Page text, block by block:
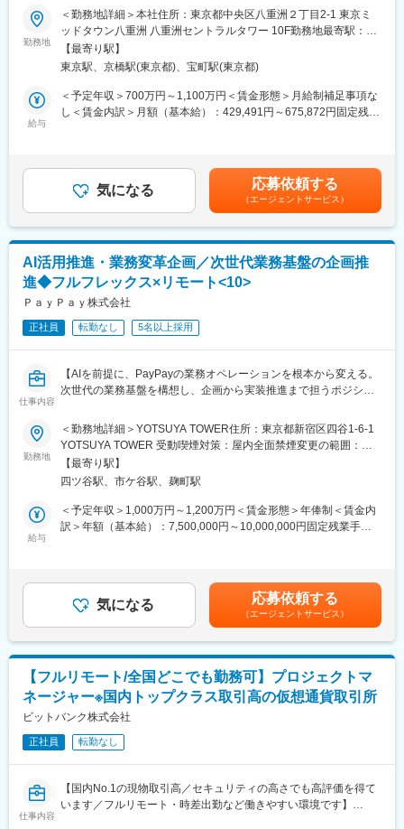
・PayPayクーポンなど、アプリ内で展開されるサービスの検討・
企画・開発リード
■募集背景：
ばすことに注力しながら、2022年度からは第2の柱となる加盟店
からの収益成長を加速させるフェーズに入っています。その担い
なる新規サービスの創出にも注力しています。「PayPayポイン
ト」をメーカー等の企業が有効活用することで、各企業の商品や
サービスの売上増につながるような企画やサービスをゼロから一
緒に作り上げ、ゆくゆくは加盟店事業のサービス企画においてリ
ーダーシップを発揮いただける人材を募集いたします。
変更の範囲：会社の定める業務
の標準化
・Amazon EKS上のセルフホストランナーを活用したCI/CD基盤
の運用・改善
・社内向けインフラ設計標準ガイドラインの策定・運用
・開発チームと連携し、インフラ領域の課題解決と改善推進
◎開発環境のセルフサービス化
・オンデマンドな開発環境構築基盤の設計・実装
・複数AWSアカウント・リポジトリにまたがる依存関係の整理と
再現性の向上
◎AIエージェントによるインフラ業務の効率化
・開発者自身がAIエージェントを活用しインフラのトラブルシュ
◎AWSインフラのセキュリティ強化
・開発チームが安全にデリバリーできるセキュリティガードレー
ルの設計・運用
・AWS Organizationを含めたインフラストラクチャ全般のセキュ
リティ運用・コンプライアンス対応
・セキュリティ関連サービスの検出結果をもとにしたリスク対応
・金融業界特有の規制要件に基づく継続的な改善
・RI／Savings Plansの継続的な購入・見直しによるコスト削減
・Lookerによるコスト可視化の高度化および定期レポートの設
計・配信
・当社のビジョン／ミッション／バリューに共感できる方
◎ビジョン：オープンでフェアな社会を実現する
何事にも真摯に取り組み、関わるすべての人を尊重する
率直に意見し、言行に責任をもち、誠実であることを誇る
【Challenge】
あらゆるチャンスを素早く捉え、失敗を恐れず、自らチャレンジ
し続ける
【One team】
仲間を信じ、仲間と取り組み、仲間と共に成長する
変更の範囲：会社の定める業務
勤務地
＜勤務地詳細＞本社住所：東京都中央区八重洲２丁目2-1 東京ミ
ッドタウン八重洲 八重洲セントラルタワー 10F勤務地最寄駅：JR
線／東京駅受動喫煙対策：屋内全面禁煙変更の範囲：会社の定め
る事業所（リモートワーク含む）
【最寄り駅】
東京駅、京橋駅(東京都)、宝町駅(東京都)
給与
＜予定年収＞700万円～1,100万円＜賃金形態＞月給制補足事項な
し＜賃金内訳＞月額（基本給）：429,491円～675,872円固定残業
給与補足＞※給与詳細は、経験等を考慮し決定します。賃金はあく
までも目安の金額であり、選考を通じて上下する可能性がありま
す。月給(月額)は固定手当を含めた表記です。
気になる 応募依頼する
（エージェントサービス）
AI活用推進・業務変革企画／次世代業務基盤の企画推
進◆フルフレックス×リモート<10>
ＰａｙＰａｙ株式会社
正社員 転勤なし 5名以上採用
仕事内容
【AIを前提に、PayPayの業務オペレーションを根本から変える。
次世代の業務基盤を構想し、企画から実装推進まで担うポジショ
■業務内容：
2018年のサービス開始から約7年でユーザー数7,000万人を突破し
たPayPayは、決済にとどまらず、金融・生活サービスへと事業領
域を拡大しています。そうした変革を支えるため、業務推進本部
では「安心・安全」と「効率的な業務オペレーション」の両立を
目指し、オペレーション戦略、データ活用、リスク管理、AI・テ
クノロジー活用を横断的に推進しています。
ン基盤の企画・開発推進を担うポジションです。所属する基盤企
画部は、AI・データ分析・システム開発の知見を活かし、PayPay
の業務オペレーションを抜本的に進化させるための新しいITソリ
このポジションでは、目の前の改善に留まらず、業務における根
本課題を捉え、AIを中心としたテクノロジーで解決に導くことが
最適を見据えながら、新しい業務基盤の構想、企画、設計、プロ
ジェクト推進まで一貫して担っていただきます。
■具体的な業務内容：
◎AIを活用した自動化プラットフォームのグランドデザイン企
勤務地
＜勤務地詳細＞YOTSUYA TOWER住所：東京都新宿区四谷1-6-1
YOTSUYA TOWER 受動喫煙対策：屋内全面禁煙変更の範囲：会
社の定める事業所（リモートワーク含む）
【最寄り駅】
四ツ谷駅、市ケ谷駅、麹町駅
給与
＜予定年収＞1,000万円～1,200万円＜賃金形態＞年俸制＜賃金内
訳＞年額（基本給）：7,500,000円～10,000,000円固定残業手当/
業手当＞有＜給与補足＞■昇給：原則年1回（会社の業績と個人の
評価結果を元に決定）■評価制度：仕事の成果と業績への貢献度を
評価賃金はあくまでも目安の金額であり、選考を通じて上下する
可能性があります。月給(月額)は固定手当を含めた表記です。
気になる 応募依頼する
（エージェントサービス）
【フルリモート/全国どこでも勤務可】プロジェクトマ
ネージャー※国内トップクラス取引高の仮想通貨取引所
ビットバンク株式会社
正社員 転勤なし
仕事内容
【国内No.1の現物取引高／セキュリティの高さでも高評価を得て
います／フルリモート・時差出勤など働きやすい環境です】